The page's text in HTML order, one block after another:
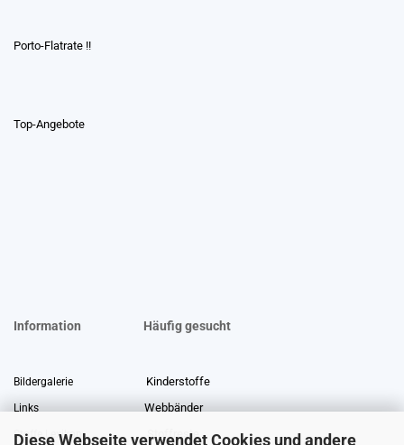
Diese Webseite verwendet Cookies und andere
Porto-Flatrate !!
Top-Angebote
Information Häufig gesucht
Bildergalerie Kinderstoffe
Links Webbänder
Stoffe Lexikon Stoffreste